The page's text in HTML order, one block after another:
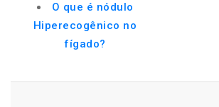
O que é nódulo
Hiperecogênico no
fígado?